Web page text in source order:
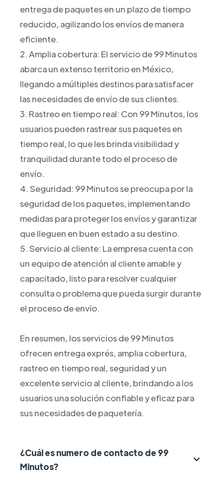
entrega de paquetes en un plazo de tiempo
reducido, agilizando los envíos de manera
eficiente.
2. Amplia cobertura: El servicio de 99 Minutos
abarca un extenso territorio en México,
llegando a múltiples destinos para satisfacer
las necesidades de envío de sus clientes.
3. Rastreo en tiempo real: Con 99 Minutos, los
usuarios pueden rastrear sus paquetes en
tiempo real, lo que les brinda visibilidad y
tranquilidad durante todo el proceso de
envío.
4. Seguridad: 99 Minutos se preocupa por la
seguridad de los paquetes, implementando
medidas para proteger los envíos y garantizar
que lleguen en buen estado a su destino.
5. Servicio al cliente: La empresa cuenta con
un equipo de atención al cliente amable y
capacitado, listo para resolver cualquier
consulta o problema que pueda surgir durante
el proceso de envío.
En resumen, los servicios de 99 Minutos
ofrecen entrega exprés, amplia cobertura,
rastreo en tiempo real, seguridad y un
excelente servicio al cliente, brindando a los
usuarios una solución confiable y eficaz para
sus necesidades de paquetería.
¿Cuál es numero de contacto de 99
Minutos?